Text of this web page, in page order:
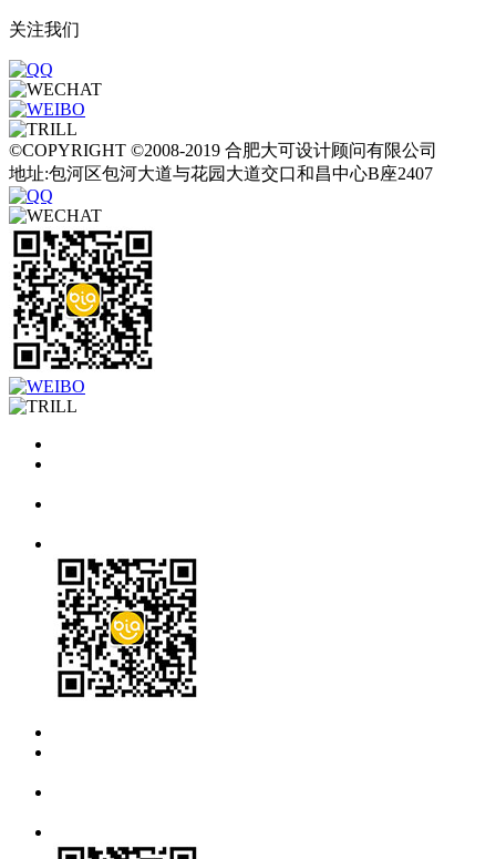
关注我们
©COPYRIGHT ©2008-2019 合肥大可设计顾问有限公司
地址:包河区包河大道与花园大道交口和昌中心B座2407